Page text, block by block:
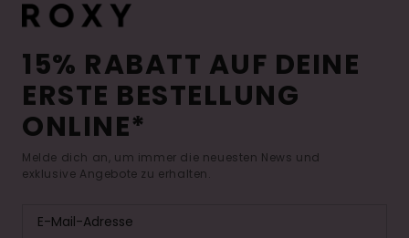
15% RABATT AUF DEINE
ERSTE BESTELLUNG
ONLINE*
Melde dich an, um immer die neuesten News und
exklusive Angebote zu erhalten.